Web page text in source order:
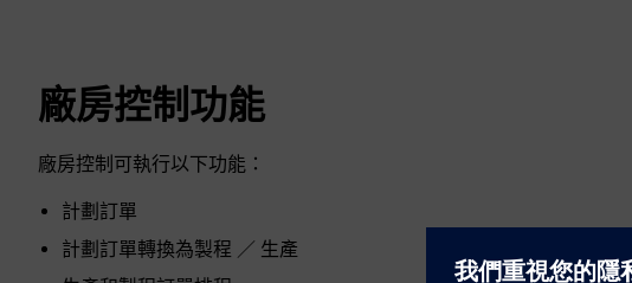
廠房控制功能
廠房控制可執行以下功能：
計劃訂單
計劃訂單轉換為製程 ／ 生產